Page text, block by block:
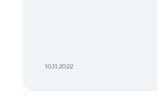
10.11.2022